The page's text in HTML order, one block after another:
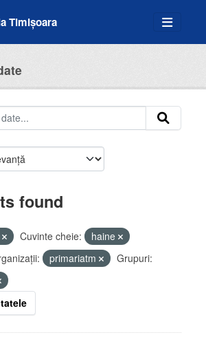
Timișoara
found
Cuvinte cheie:
haine
primariatm
Grupuri: